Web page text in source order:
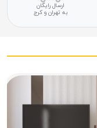
ارسال رایگان
به تهران و کرج